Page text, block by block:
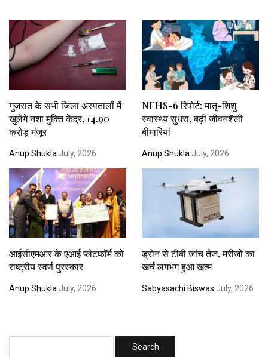
गुजरात के सभी जिला अस्पतालों में
खुलेंगे नशा मुक्ति केंद्र, ₹14.90
करोड़ मंजूर
Anup Shukla July, 2026
NFHS-6 रिपोर्ट: मातृ-शिशु
स्वास्थ्य सुधरा, बढ़ीं जीवनशैली
बीमारियां
Anup Shukla July, 2026
आईसीएमआर के एआई प्लेटफॉर्म को
राष्ट्रीय स्वर्ण पुरस्कार
Anup Shukla July, 2026
ड्रोन से टीबी जांच तेज, मरीजों का
खर्च लगभग हुआ खत्म
Sabyasachi Biswas July, 2026